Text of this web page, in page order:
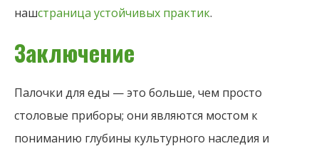
нашстраница устойчивых практик.
Заключение
Палочки для еды — это больше, чем просто
столовые приборы; они являются мостом к
пониманию глубины культурного наследия и